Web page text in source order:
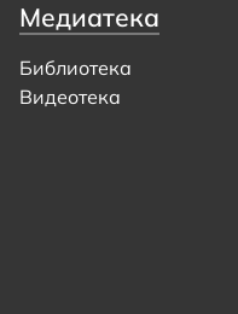
Медиатека
Библиотека
Видеотека